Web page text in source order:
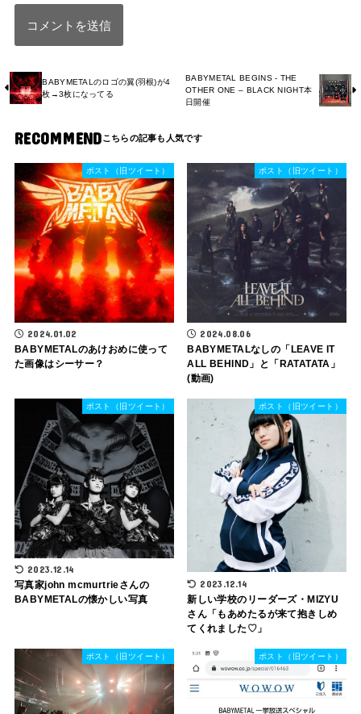
BABYMETALのロゴの翼(羽根)が4
枚→3枚になってる
BABYMETAL BEGINS - THE
OTHER ONE – BLACK NIGHT本
日開催
RECOMMEND
ポスト（旧ツイート）
2024.01.02
BABYMETALのあけおめに使って
た画像はシーサー？
ポスト（旧ツイート）
2024.08.06
BABYMETALなしの「LEAVE IT
ALL BEHIND」と「RATATATA」
(動画)
ポスト（旧ツイート）
2023.12.14
写真家john mcmurtrieさんの
BABYMETALの懐かしい写真
ポスト（旧ツイート）
2023.12.14
新しい学校のリーダーズ・MIZYU
さん「もあめたるが来て抱きしめ
てくれました♡」
ポスト（旧ツイート） ポスト（旧ツイート）